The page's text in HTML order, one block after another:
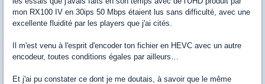
mon RX100 IV en 30ips 50 Mbps étaient lus sans difficulté, avec une
excellente fluidité par les players que j'ai cités.
Il m'est venu à l'esprit d'encoder ton fichier en HEVC avec un autre
encodeur, toutes conditions égales par ailleurs…
Et j'ai pu constater ce dont je me doutais, à savoir que le même